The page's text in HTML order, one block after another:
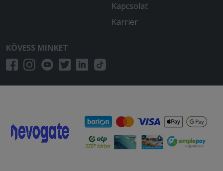
Kapcsolat
Karrier
KÖVESS MINKET